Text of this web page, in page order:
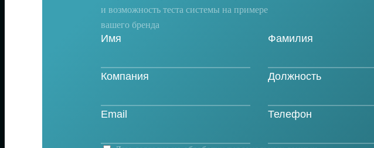
и возможность теста системы на примере
вашего бренда